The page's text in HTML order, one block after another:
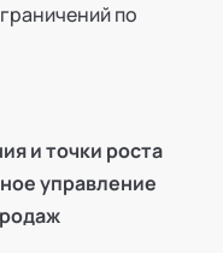
по
и точки роста
управление